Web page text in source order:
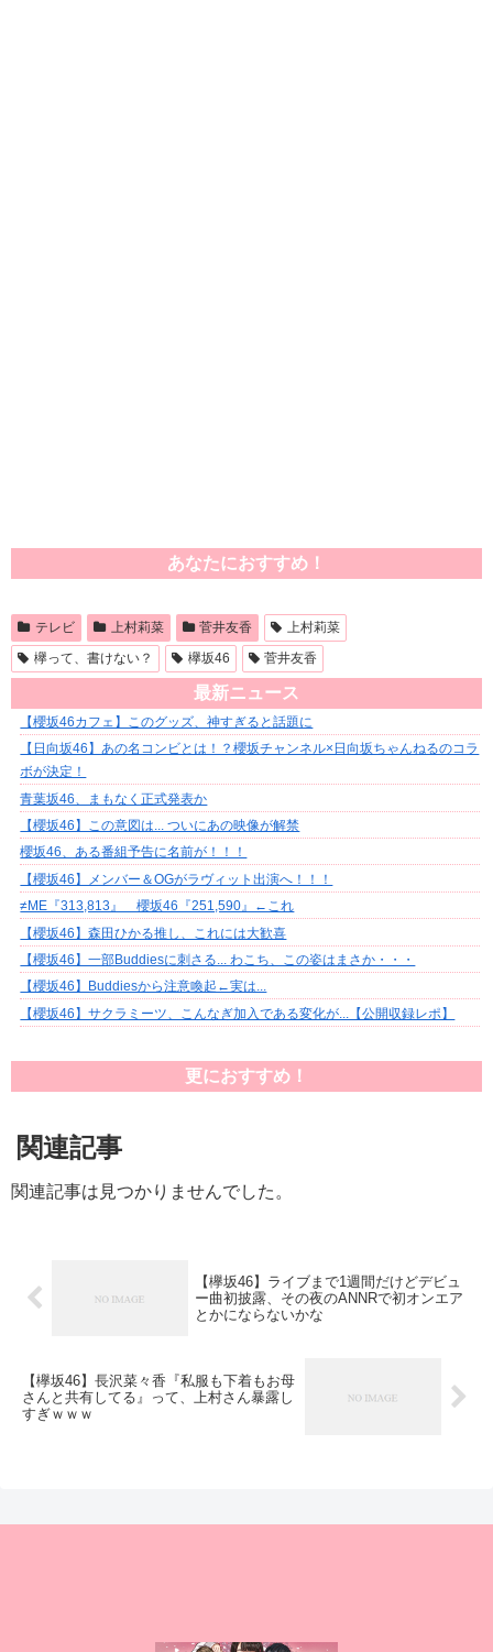
あなたにおすすめ！
テレビ 上村莉菜 菅井友香
上村莉菜
欅って、書けない？
欅坂46 菅井友香
最新ニュース
【櫻坂46カフェ】このグッズ、神すぎると話題に
【日向坂46】あの名コンビとは！？櫻坂チャンネル×日向坂ちゃんねるのコラ
ボが決定！
青葉坂46、まもなく正式発表か
【櫻坂46】この意図は... ついにあの映像が解禁
櫻坂46、ある番組予告に名前が！！！
【櫻坂46】メンバー＆OGがラヴィット出演へ！！！
≠ME『313,813』 櫻坂46『251,590』←これ
【櫻坂46】森田ひかる推し、これには大歓喜
【櫻坂46】一部Buddiesに刺さる... わこち、この姿はまさか・・・
【櫻坂46】Buddiesから注意喚起←実は...
【櫻坂46】サクラミーツ、こんなぎ加入である変化が...【公開収録レポ】
更におすすめ！
関連記事
関連記事は見つかりませんでした。
【欅坂46】ライブまで1週間だけどデビュ
ー曲初披露、その夜のANNRで初オンエア
とかにならないかな
【欅坂46】長沢菜々香『私服も下着もお母
さんと共有してる』って、上村さん暴露し
すぎｗｗｗ